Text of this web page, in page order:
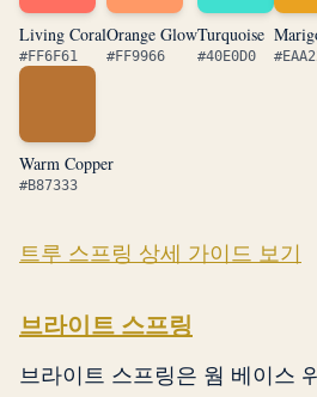
Living Coral
#FF6F61
Orange Glow
#FF9966
Turquoise
#40E0D0
Warm Copper
#B87333
트루 스프링 상세 가이드 보기
브라이트 스프링
브라이트 스프링은 웜 베이스